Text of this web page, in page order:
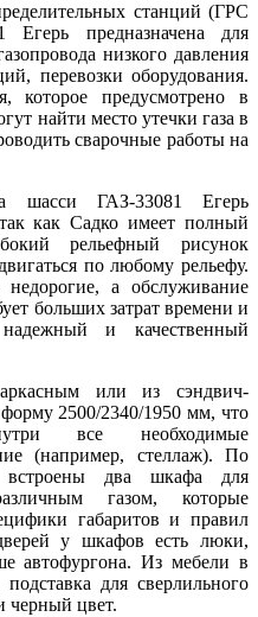
станций (ГРС
предназначена для
низкого давления
перевозки оборудования.
которое предусмотрено в
найти место утечки газа в
сварочные работы на
шасси ГАЗ-33081 Егерь
как Садко имеет полный
рельефный рисунок
по любому рельефу.
а обслуживание
больших затрат времени и
и качественный
или из сэндвич-
2500/2340/1950 мм, что
все необходимые
(например, стеллаж). По
два шкафа для
газом, которые
габаритов и правил
у шкафов есть люки,
автофургона. Из мебели в
для сверлильного
черный цвет.